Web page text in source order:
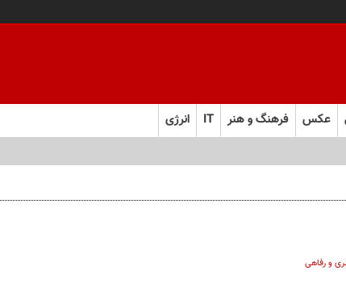
عکس فرهنگ و هنر IT انرژی
و رفاهی